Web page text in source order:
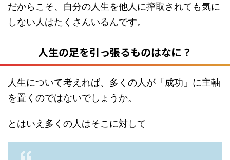
だからこそ、自分の人生を他人に搾取されても気に
しない人はたくさんいるんです。
人生の足を引っ張るものはなに？
人生について考えれば、多くの人が「成功」に主軸
を置くのではないでしょうか。
とはいえ多くの人はそこに対して